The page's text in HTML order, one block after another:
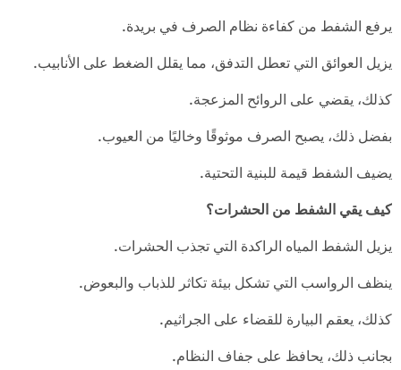
يرفع الشفط من كفاءة نظام الصرف في بريدة.
يزيل العوائق التي تعطل التدفق، مما يقلل الضغط على الأنابيب.
كذلك، يقضي على الروائح المزعجة.
بفضل ذلك، يصبح الصرف موثوقًا وخاليًا من العيوب.
يضيف الشفط قيمة للبنية التحتية.
كيف يقي الشفط من الحشرات؟
يزيل الشفط المياه الراكدة التي تجذب الحشرات.
ينظف الرواسب التي تشكل بيئة تكاثر للذباب والبعوض.
كذلك، يعقم البيارة للقضاء على الجراثيم.
بجانب ذلك، يحافظ على جفاف النظام.